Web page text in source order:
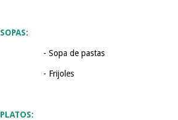
SOPAS:
- Sopa de pastas
- Frijoles
PLATOS: